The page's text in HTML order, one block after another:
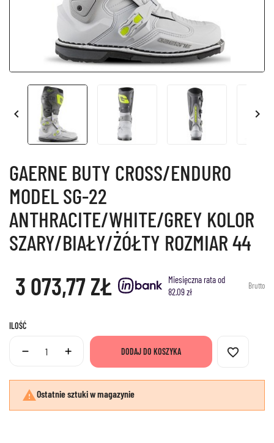
 
GAERNE BUTY CROSS/ENDURO
MODEL SG-22
ANTHRACITE/WHITE/GREY KOLOR
SZARY/BIAŁY/ŻÓŁTY ROZMIAR 44
3 073,77 ZŁ
Miesięczna rata od
82.09 zł
Brutto
ILOŚĆ
DODAJ DO KOSZYKA favorite_border
Ostatnie sztuki w magazynie